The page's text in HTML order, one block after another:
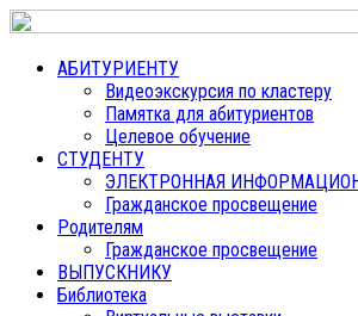
АБИТУРИЕНТУ
Видеоэкскурсия по кластеру
Памятка для абитуриентов
Целевое обучение
СТУДЕНТУ
ЭЛЕКТРОННАЯ
Гражданское просвещение
Родителям
Гражданское просвещение
ВЫПУСКНИКУ
Библиотека